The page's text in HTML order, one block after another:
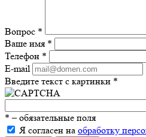
Вопрос *
Ваше имя *
Телефон *
E-mail
Введите текст с картинки *
* – обязательные поля
Я согласен на обработку